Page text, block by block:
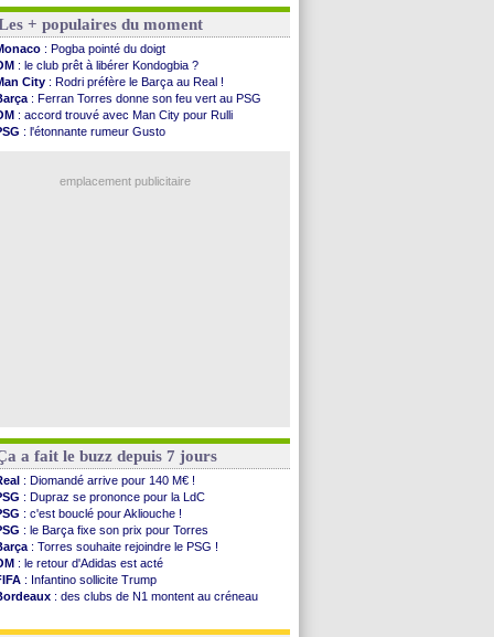
OM: un nouveau prétendant pour Højbjerg
Brest: un gardien norvégien en approche ?
OM: McCourt a versé 120 M€ en 2026
PSG: 4 retours dans le groupe face à Man Utd ...
Nice: Kevin Carlos va partir en Italie
L1: prison avec sursis requis contre un arbitre
Leganés: c'est signé pour Luca Zidane (off.)
Atletico: Ruggeri en route pour Aston Villa
Monaco: Filipe Luis soutient Biereth
: Naples vise Gabriel Jesus
+ populaires du moment
: Pogba pointé du doigt
: le club prêt à libérer Kondogbia ?
City : Rodri préfère le Barça au Real !
: Ferran Torres donne son feu vert au PSG
: accord trouvé avec Man City pour Rulli
: l'étonnante rumeur Gusto
emplacement publicitaire
a fait le buzz depuis 7 jours
: Diomandé arrive pour 140 M€ !
: Dupraz se prononce pour la LdC
: c'est bouclé pour Akliouche !
: le Barça fixe son prix pour Torres
: Torres souhaite rejoindre le PSG !
: le retour d'Adidas est acté
: Infantino sollicite Trump
: des clubs de N1 montent au créneau
: le démenti de Leipzig pour Diomandé